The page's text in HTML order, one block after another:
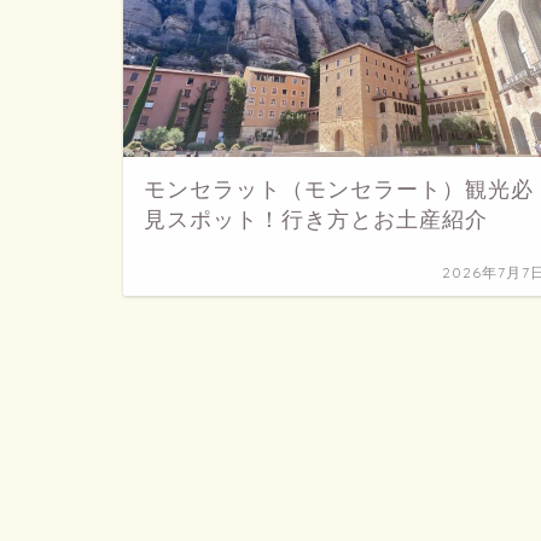
モンセラット（モンセラート）観光必
見スポット！行き方とお土産紹介
2026年7月7